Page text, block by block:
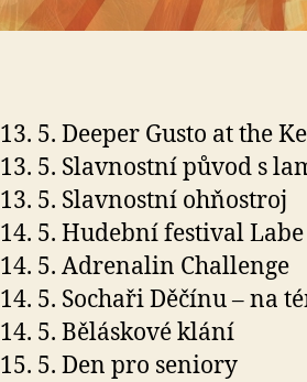
13. 5. Deeper Gusto at the
13. 5. Slavnostní původ s
13. 5. Slavnostní ohňostroj
14. 5. Hudební festival Labe
14. 5. Adrenalin Challenge
14. 5. Sochaři Děčínu – na
14. 5. Běláskové klání
15. 5. Den pro seniory